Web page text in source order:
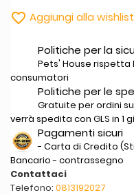
 Aggiungi alla wishlist
Politiche per la
Pets' House rispetta
consumatori
Politiche per le
Gratuite per ordini
verrà spedita con GLS in 1
Pagamenti sicuri
- Carta di Credito
Bancario - contrassegno
Contattaci
Telefono: 0813192027